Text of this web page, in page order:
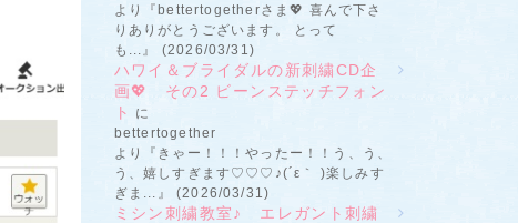
より『bettertogetherさま💖 喜んで下さ
りありがとうございます。 とって
も...』 (2026/03/31)
ハワイ＆ブライダルの新刺繍CD企
画💖 その2 ビーンステッチフォン
ト
に
bettertogether
より『きゃー！！！やったー！！う、う、
う、嬉しすぎます♡♡♡♪(´ε｀ )楽しみす
ぎま...』 (2026/03/31)
ミシン刺繍教室♪ エレガント刺繍